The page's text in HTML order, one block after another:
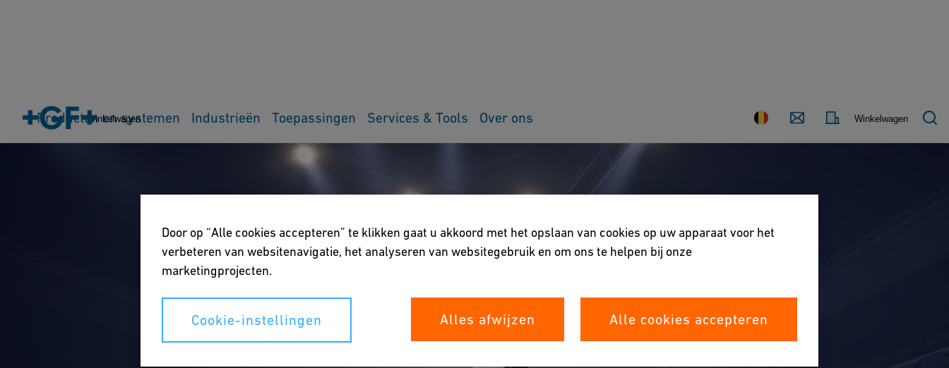
Winkelwagen Land Contact Winkelwagen
Producten en systemen Industrieën Toepassingen Services & Tools Over ons
Door op “Alle cookies accepteren” te klikken gaat u akkoord met het opslaan van cookies op uw apparaat voor het
verbeteren van websitenavigatie, het analyseren van websitegebruik en om ons te helpen bij onze
marketingprojecten.
Cookie-instellingen Alles afwijzen Alle cookies accepteren